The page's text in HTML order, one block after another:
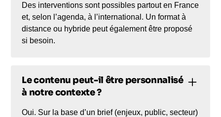
Des interventions sont possibles partout en France
et, selon l’agenda, à l’international. Un format à
distance ou hybride peut également être proposé
si besoin.
Le contenu peut-il être personnalisé
à notre contexte ?
Oui. Sur la base d’un brief (enjeux, public, secteur)